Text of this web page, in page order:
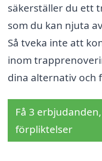
säkerställer du ett
som du kan njuta
Så tveka inte att
inom
dina alternativ och
Få 3
förpliktelser